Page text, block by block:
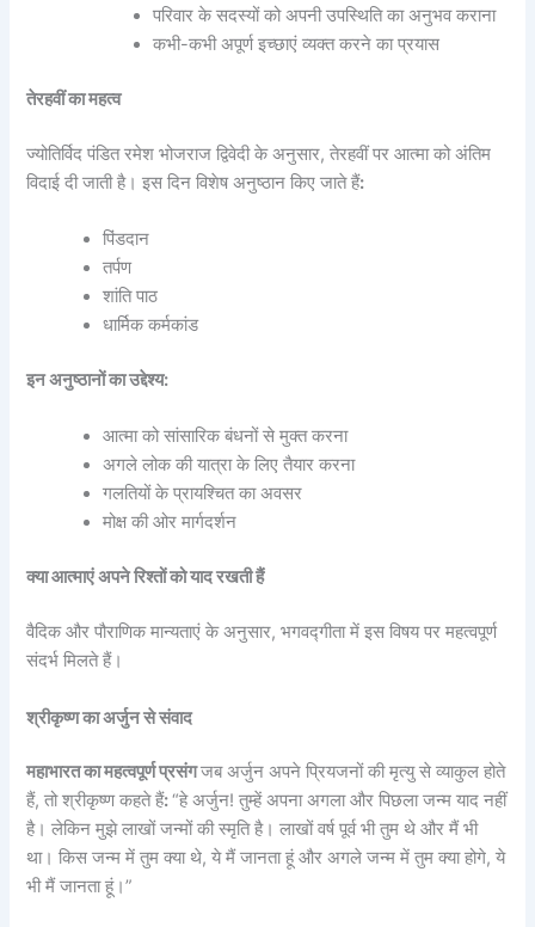
परिवार के सदस्यों को अपनी उपस्थिति का अनुभव कराना
कभी-कभी अपूर्ण इच्छाएं व्यक्त करने का प्रयास
तेरहवीं का महत्व
ज्योतिर्विद पंडित रमेश भोजराज द्विवेदी के अनुसार, तेरहवीं पर आत्मा को अंतिम
विदाई दी जाती है। इस दिन विशेष अनुष्ठान किए जाते हैं:
पिंडदान
तर्पण
शांति पाठ
धार्मिक कर्मकांड
इन अनुष्ठानों का उद्देश्य:
आत्मा को सांसारिक बंधनों से मुक्त करना
अगले लोक की यात्रा के लिए तैयार करना
गलतियों के प्रायश्चित का अवसर
मोक्ष की ओर मार्गदर्शन
क्या आत्माएं अपने रिश्तों को याद रखती हैं
वैदिक और पौराणिक मान्यताएं के अनुसार, भगवद्गीता में इस विषय पर महत्वपूर्ण
संदर्भ मिलते हैं।
श्रीकृष्ण का अर्जुन से संवाद
महाभारत का महत्वपूर्ण प्रसंगजब अर्जुन अपने प्रियजनों की मृत्यु से व्याकुल होते
हैं, तो श्रीकृष्ण कहते हैं:“हे अर्जुन! तुम्हें अपना अगला और पिछला जन्म याद नहीं
है। लेकिन मुझे लाखों जन्मों की स्मृति है। लाखों वर्ष पूर्व भी तुम थे और मैं भी
था। किस जन्म में तुम क्या थे, ये मैं जानता हूं और अगले जन्म में तुम क्या होगे, ये
भी मैं जानता हूं।”